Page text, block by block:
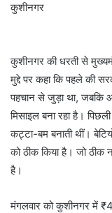
कुशीनगर
कुशीनगर की धरती से
मुद्दे पर कहा कि पहले की
पहचान से जुड़ा था, जबकि
मिसाइल बना रहा है।
कट्टा-बम बनाती थीं।
को ठीक किया है। जो ठीक
है।
मंगलवार को कुशीनगर में